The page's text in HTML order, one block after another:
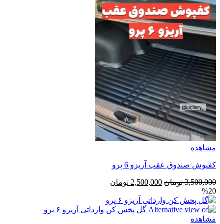
بود.
است.
مشاهده
کفپوش صندوق عقب آریزو 6 پرو
3,500,000 تومان قیمت
3,500,000 تومان
بود.
2,500,000 تومان
است.
%20
مشاهده